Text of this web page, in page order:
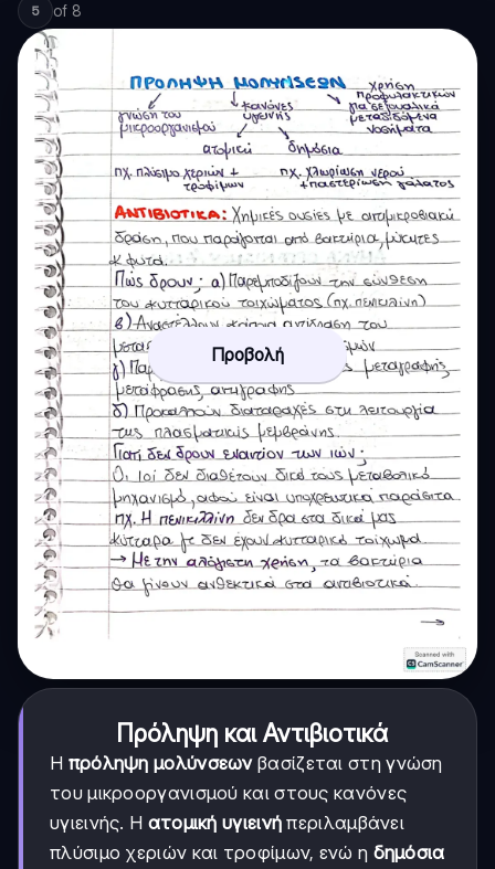
5 of 8
Προβολή
Πρόληψη και Αντιβιοτικά
Η πρόληψη μολύνσεωνβασίζεται στη γνώση
του μικροοργανισμού και στους κανόνες
υγιεινής. Η ατομική υγιεινή περιλαμβάνει
πλύσιμο χεριών και τροφίμων, ενώ η δημόσια